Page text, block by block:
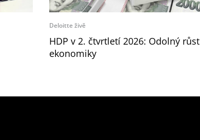
Deloitte živě
HDP v 2. čtvrtletí 2026: Odolný růst
ekonomiky